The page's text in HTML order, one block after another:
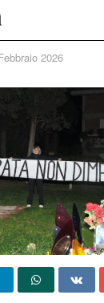
2026